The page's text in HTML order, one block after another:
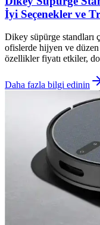
İyi Seçenekler ve
Dikey süpürge standları
ofislerde hijyen ve düzen
özellikler fiyatı etkiler,
Daha fazla bilgi edinin